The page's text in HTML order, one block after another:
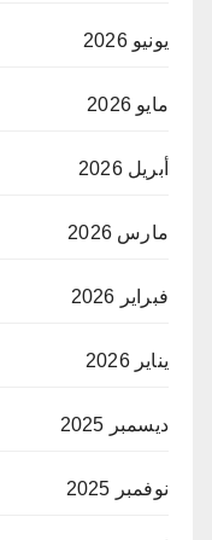
يونيو 2026
مايو 2026
أبريل 2026
مارس 2026
فبراير 2026
يناير 2026
ديسمبر 2025
نوفمبر 2025